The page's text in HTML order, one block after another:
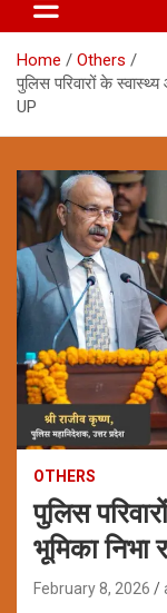
Home
Others
पुलिस परिवारों के
UP
OTHERS
पुलिस
भूमिका निभा
February 8, 2026